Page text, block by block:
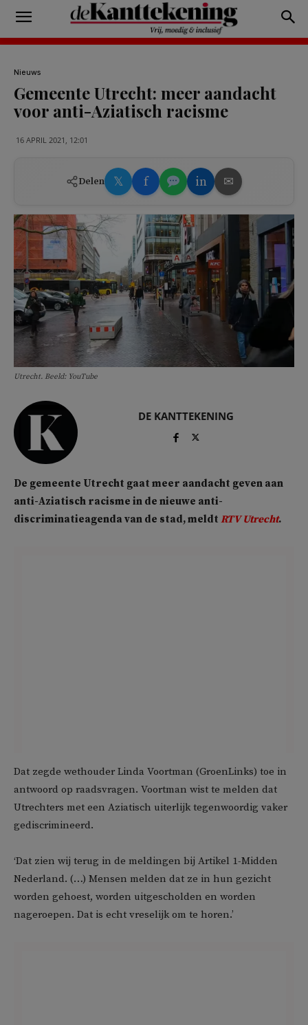
Nieuws
Gemeente Utrecht: meer aandacht
voor anti-Aziatisch racisme
16 APRIL 2021, 12:01
Delen 𝕏 f in ✉
Utrecht. Beeld: YouTube
DE KANTTEKENING
De gemeente Utrecht gaat meer aandacht geven aan
anti-Aziatisch racisme in de nieuwe anti-
discriminatieagenda van de stad, meldt RTV Utrecht.
Dat zegde wethouder Linda Voortman (GroenLinks) toe in
antwoord op raadsvragen. Voortman wist te melden dat
Utrechters met een Aziatisch uiterlijk tegenwoordig vaker
gediscrimineerd.
‘Dat zien wij terug in de meldingen bij Artikel 1-Midden
Nederland. (…) Mensen melden dat ze in hun gezicht
worden gehoest, worden uitgescholden en worden
nageroepen. Dat is echt vreselijk om te horen.’